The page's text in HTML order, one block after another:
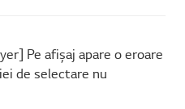
Pe afișaj apare o eroare
de selectare nu